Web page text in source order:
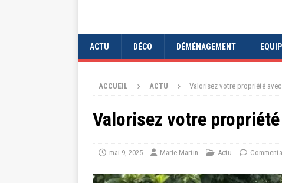
ACTU DÉCO DÉMÉNAGEMENT
ACCUEIL ACTU Valorisez votre propriété
Valorisez votre
mai 9, 2025 Marie Martin Actu